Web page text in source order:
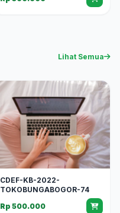
Lihat Semua
CDEF-KB-2022-
TOKOBUNGABOGOR-74
Rp 500.000